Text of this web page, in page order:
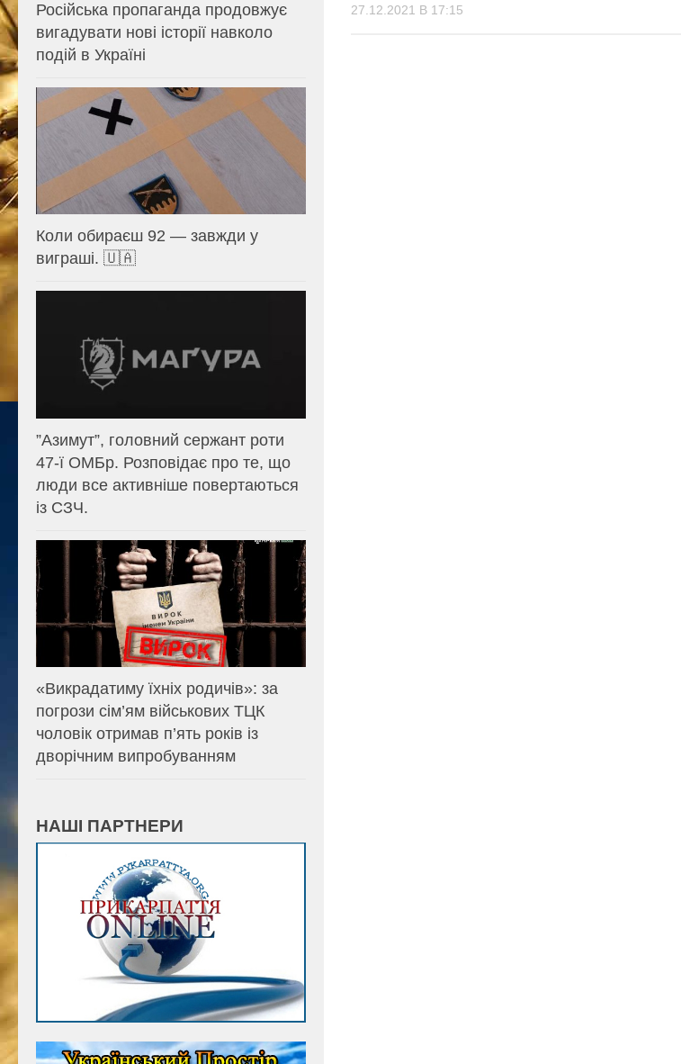
27.12.2021 В 17:15
Російська пропаганда продовжує
вигадувати нові історії навколо
подій в Україні
Коли обираєш 92 — завжди у
виграші. 🇺🇦
⁨”Азимут”, головний сержант роти
47-ї ОМБр. Розповідає про те, що
люди все активніше повертаються
із СЗЧ.
«Викрадатиму їхніх родичів»: за
погрози сім’ям військових ТЦК
чоловік отримав п’ять років із
дворічним випробуванням
НАШІ ПАРТНЕРИ